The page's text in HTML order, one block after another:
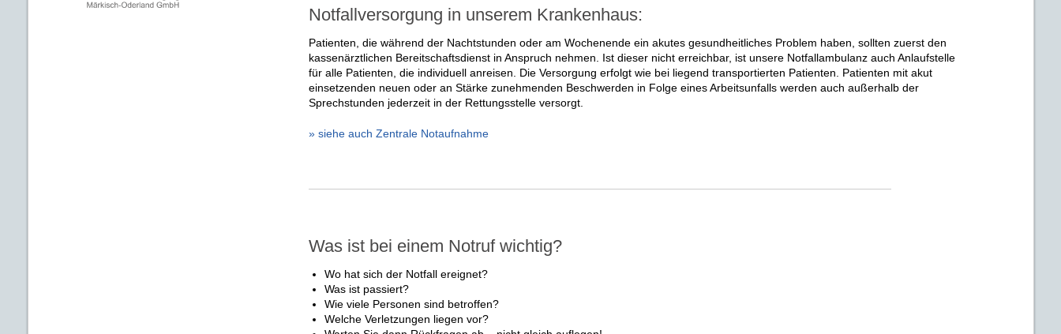
Notfallversorgung in unserem Krankenhaus:
Patienten, die während der Nachtstunden oder am Wochenende ein akutes gesundheitliches Problem haben, sollten zuerst den
kassenärztlichen Bereitschaftsdienst in Anspruch nehmen. Ist dieser nicht erreichbar, ist unsere Notfallambulanz auch Anlaufstelle
für alle Patienten, die individuell anreisen. Die Versorgung erfolgt wie bei liegend transportierten Patienten. Patienten mit akut
einsetzenden neuen oder an Stärke zunehmenden Beschwerden in Folge eines Arbeitsunfalls werden auch außerhalb der
Sprechstunden jederzeit in der Rettungsstelle versorgt.
» siehe auch Zentrale Notaufnahme
Was ist bei einem Notruf wichtig?
Wo hat sich der Notfall ereignet?
Was ist passiert?
Wie viele Personen sind betroffen?
Welche Verletzungen liegen vor?